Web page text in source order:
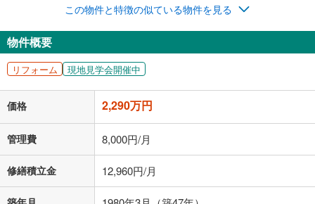
ナス時の増額分（1回分）を入力してください。
ボーナス払いの限度額は金融機関によって異なります。
閉じる
月々の返済額
ローン返済額 59,445円（頭金比率
る値は、実際の金融機関等における貸出金利とは何ら関係がなく、実際
の金融機関等における貸出金利を何ら保証するものではありません。返
済方法「元利均等返済」にて算出しております。入力された金利を35年
適用した場合の計算結果を表示しています。
その他月額費用や、初期費用がかかります。ご注意ください。実際にお
この物件と特徴の似ている物件を見る
物件概要
リフォーム 現地見学会開催中
価格 2,290万円
管理費 8,000円/月
修繕積立金 12,960円/月